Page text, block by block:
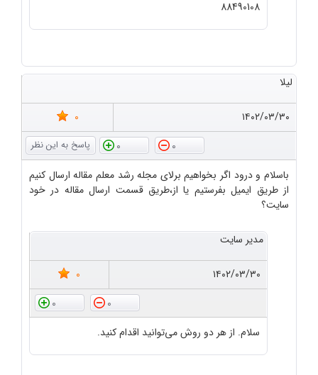
88490108
لیلا
۱۴۰۲/۰۳/۳۰
0
0
0
باسلام و درود اگر بخواهیم برلای مجله رشد معلم مقاله ارسال کنیم
از طریق ایمیل بفرستیم یا از،طریق قسمت ارسال مقاله در خود
سایت؟
مدیر سایت
۱۴۰۲/۰۳/۳۰
0
0
0
سلام. از هر دو روش می‌توانید اقدام کنید.